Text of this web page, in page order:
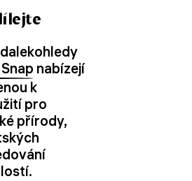
nabízejí
k
pro
přírody,